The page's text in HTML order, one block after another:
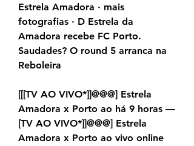
Estrela Amadora · mais
fotografias · D Estrela da
Amadora recebe FC Porto.
Saudades? O round 5 arranca na
Reboleira
[[[TV AO VIVO*]]@@@] Estrela
Amadora x Porto ao há 9 horas —
[TV AO VIVO*]]@@@] Estrela
Amadora x Porto ao vivo online